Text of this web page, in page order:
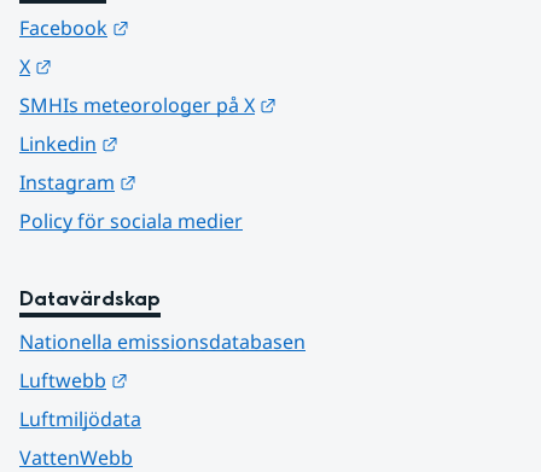
Facebook
X
SMHIs meteorologer på X
Linkedin
Instagram
Policy för sociala medier
Datavärdskap
Nationella emissionsdatabasen
Luftwebb
Luftmiljödata
VattenWebb